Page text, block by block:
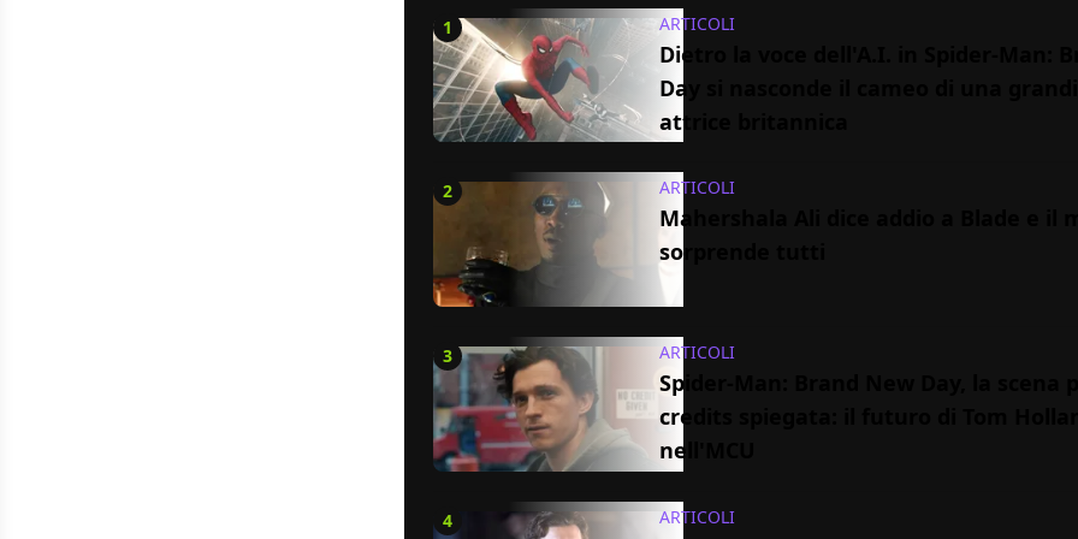
1 ARTICOLI
Dietro la voce dell'A.I. in Spider-Man:
Day si nasconde il cameo di una
attrice britannica
2 ARTICOLI
Mahershala Ali dice addio a Blade e il
sorprende tutti
3 ARTICOLI
Spider-Man: Brand New Day, la scena
credits spiegata: il futuro di Tom
nell'MCU
4 ARTICOLI